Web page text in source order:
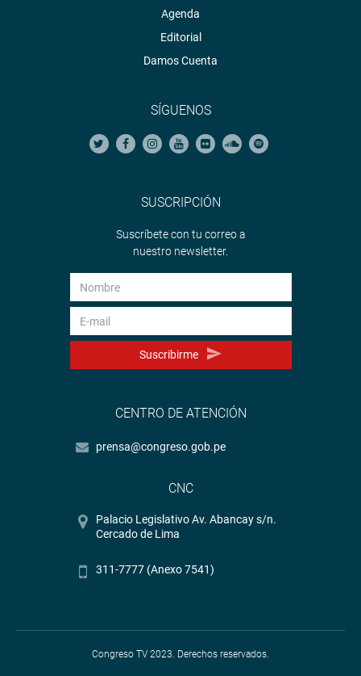
Agenda
Editorial
Damos Cuenta
SÍGUENOS
SUSCRIPCIÓN
Suscríbete con tu correo a
nuestro newsletter.
Suscribirme
CENTRO DE ATENCIÓN
prensa@congreso.gob.pe
CNC
Palacio Legislativo Av. Abancay s/n.
Cercado de Lima
311-7777 (Anexo 7541)
Congreso TV 2023. Derechos reservados.